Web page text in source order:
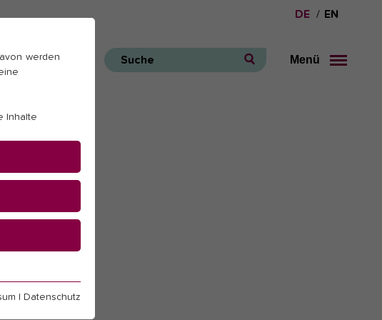
DE EN
Suche Menü
werden
Inhalte
der Webseite
Datenschutz